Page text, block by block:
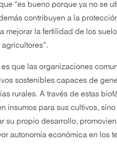
“es bueno porque ya no se
contribuyen a la
mejorar la fertilidad de los
es que las organizaciones
sostenibles capaces de
rurales. A través de estas
insumos para sus cultivos,
su propio desarrollo,
autonomía económica en los